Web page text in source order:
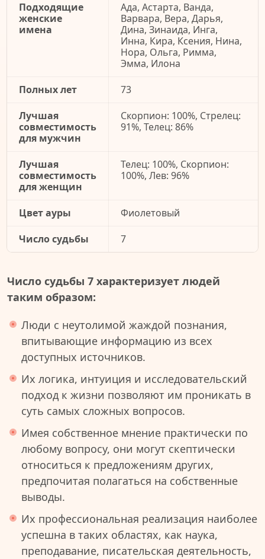
Подходящие
женские
имена
Ада, Астарта, Ванда,
Варвара, Вера, Дарья,
Дина, Зинаида, Инга,
Инна, Кира, Ксения, Нина,
Нора, Ольга, Римма,
Эмма, Илона
Полных лет
73
Лучшая
совместимость
для мужчин
Скорпион: 100%, Стрелец:
91%, Телец: 86%
Лучшая
совместимость
для женщин
Телец: 100%, Скорпион:
100%, Лев: 96%
Цвет ауры
Фиолетовый
Число судьбы
7
Число судьбы 7 характеризует людей
таким образом:
Люди с неутолимой жаждой познания,
впитывающие информацию из всех
доступных источников.
Их логика, интуиция и исследовательский
подход к жизни позволяют им проникать в
суть самых сложных вопросов.
Имея собственное мнение практически по
любому вопросу, они могут скептически
относиться к предложениям других,
предпочитая полагаться на собственные
выводы.
Их профессиональная реализация наиболее
успешна в таких областях, как наука,
преподавание, писательская деятельность,